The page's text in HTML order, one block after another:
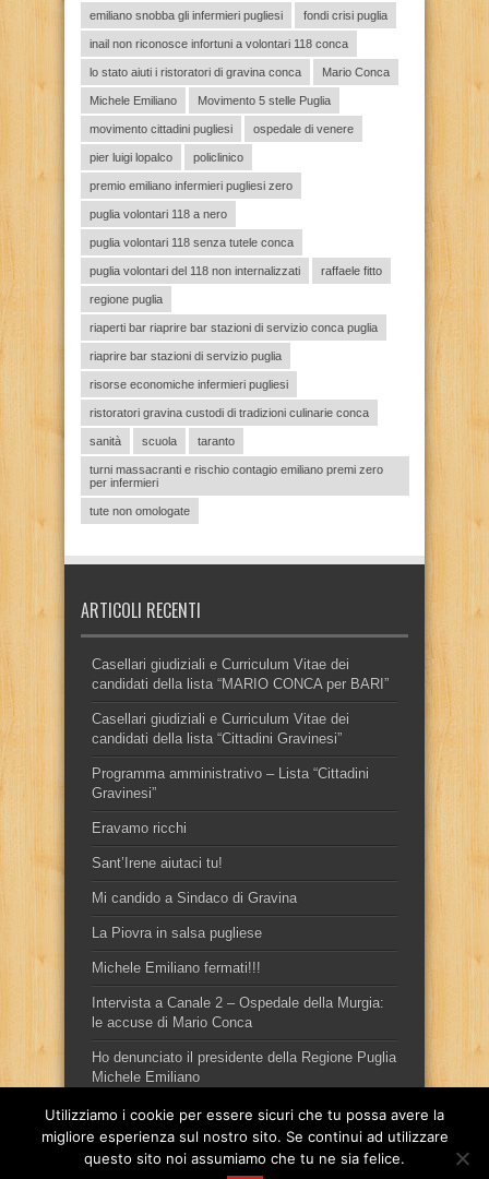
emiliano snobba gli infermieri pugliesi fondi crisi puglia
inail non riconosce infortuni a volontari 118 conca
lo stato aiuti i ristoratori di gravina conca Mario Conca
Michele Emiliano Movimento 5 stelle Puglia
movimento cittadini pugliesi ospedale di venere
pier luigi lopalco policlinico
premio emiliano infermieri pugliesi zero
puglia volontari 118 a nero
puglia volontari 118 senza tutele conca
puglia volontari del 118 non internalizzati raffaele fitto
regione puglia
riaperti bar riaprire bar stazioni di servizio conca puglia
riaprire bar stazioni di servizio puglia
risorse economiche infermieri pugliesi
ristoratori gravina custodi di tradizioni culinarie conca
sanità scuola taranto
turni massacranti e rischio contagio emiliano premi zero
per infermieri
tute non omologate
ARTICOLI RECENTI
Casellari giudiziali e Curriculum Vitae dei
candidati della lista “MARIO CONCA per BARI”
Casellari giudiziali e Curriculum Vitae dei
candidati della lista “Cittadini Gravinesi”
Programma amministrativo – Lista “Cittadini
Gravinesi”
Eravamo ricchi
Sant’Irene aiutaci tu!
Mi candido a Sindaco di Gravina
La Piovra in salsa pugliese
Michele Emiliano fermati!!!
Intervista a Canale 2 – Ospedale della Murgia:
le accuse di Mario Conca
Ho denunciato il presidente della Regione Puglia
Michele Emiliano
Utilizziamo i cookie per essere sicuri che tu possa avere la
migliore esperienza sul nostro sito. Se continui ad utilizzare
questo sito noi assumiamo che tu ne sia felice.